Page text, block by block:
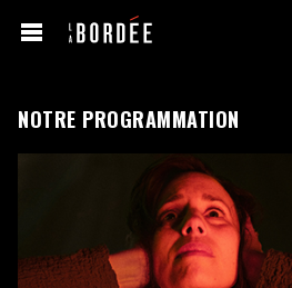
NOTRE PROGRAMMATION